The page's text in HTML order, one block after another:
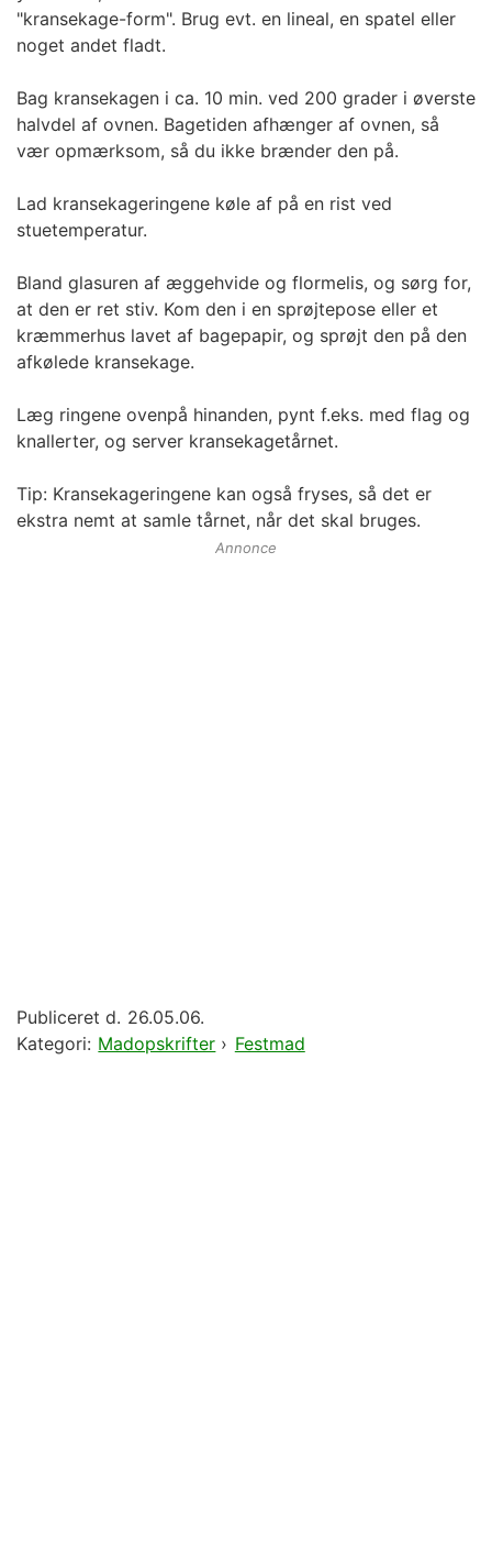
"kransekage-form". Brug evt. en lineal, en spatel eller
noget andet fladt.
Bag kransekagen i ca. 10 min. ved 200 grader i øverste
halvdel af ovnen. Bagetiden afhænger af ovnen, så
vær opmærksom, så du ikke brænder den på.
Lad kransekageringene køle af på en rist ved
stuetemperatur.
Bland glasuren af æggehvide og flormelis, og sørg for,
at den er ret stiv. Kom den i en sprøjtepose eller et
kræmmerhus lavet af bagepapir, og sprøjt den på den
afkølede kransekage.
Læg ringene ovenpå hinanden, pynt f.eks. med flag og
knallerter, og server kransekagetårnet.
Tip: Kransekageringene kan også fryses, så det er
ekstra nemt at samle tårnet, når det skal bruges.
Annonce
Publiceret d. 26.05.06.
Kategori: Madopskrifter › Festmad